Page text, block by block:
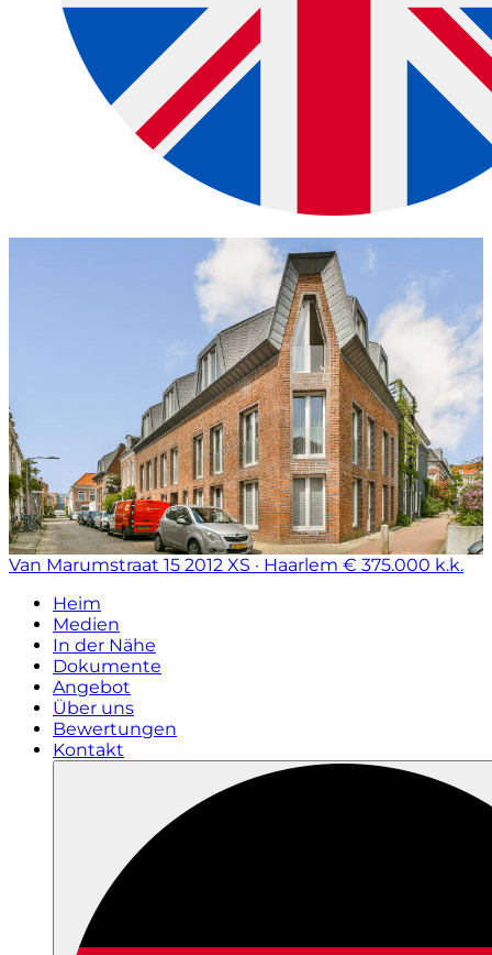
Van Marumstraat 15 2012 XS · Haarlem € 375.000 k.k.
Heim
Medien
In der Nähe
Dokumente
Angebot
Über uns
Bewertungen
Kontakt